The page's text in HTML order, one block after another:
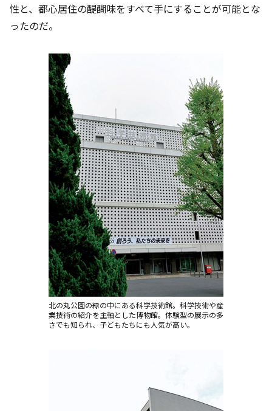
性と、都心居住の醍醐味をすべて手にすることが可能とな
ったのだ。
北の丸公園の緑の中にある科学技術館。科学技術や産
業技術の紹介を主軸とした博物館。体験型の展示の多
さでも知られ、子どもたちにも人気が高い。